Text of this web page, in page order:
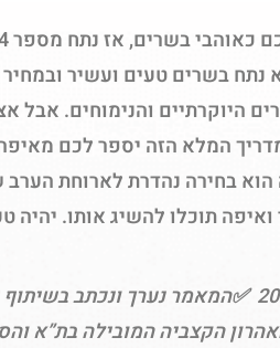
נתח בשרים טעים ועשיר
היוקרתיים והנימוחים. אבל
המלא הזה יספר לכם
בחירה נהדרת לארוחת
תוכלו להשיג אותו. יהיה
נכתב ב2022- עדכון עורך 2025 ✅המאמר נערך
הקצביה המובילה בת”א